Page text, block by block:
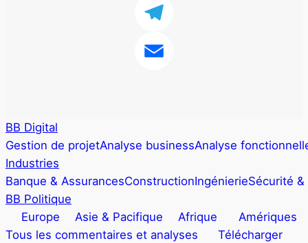
WhatsApp
Telegram
BB Digital
Gestion de projetAnalyse businessAnalyse
Industries
Banque & AssurancesConstructionIngénierieSécurité
BB Politique
Europe
Asie & Pacifique Afrique
Amériques
Tous les commentaires et analyses
Télécharger